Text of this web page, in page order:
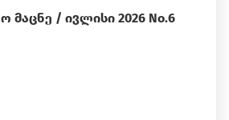
მაცნე / ივლისი 2026 No.6